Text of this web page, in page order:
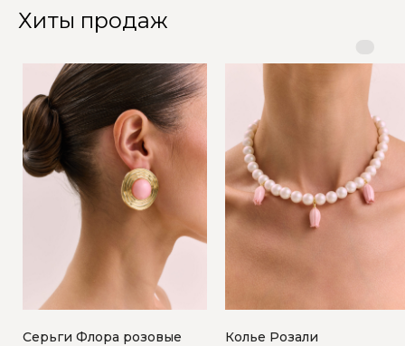
Хиты продаж
Серьги Флора розовые Колье Розали